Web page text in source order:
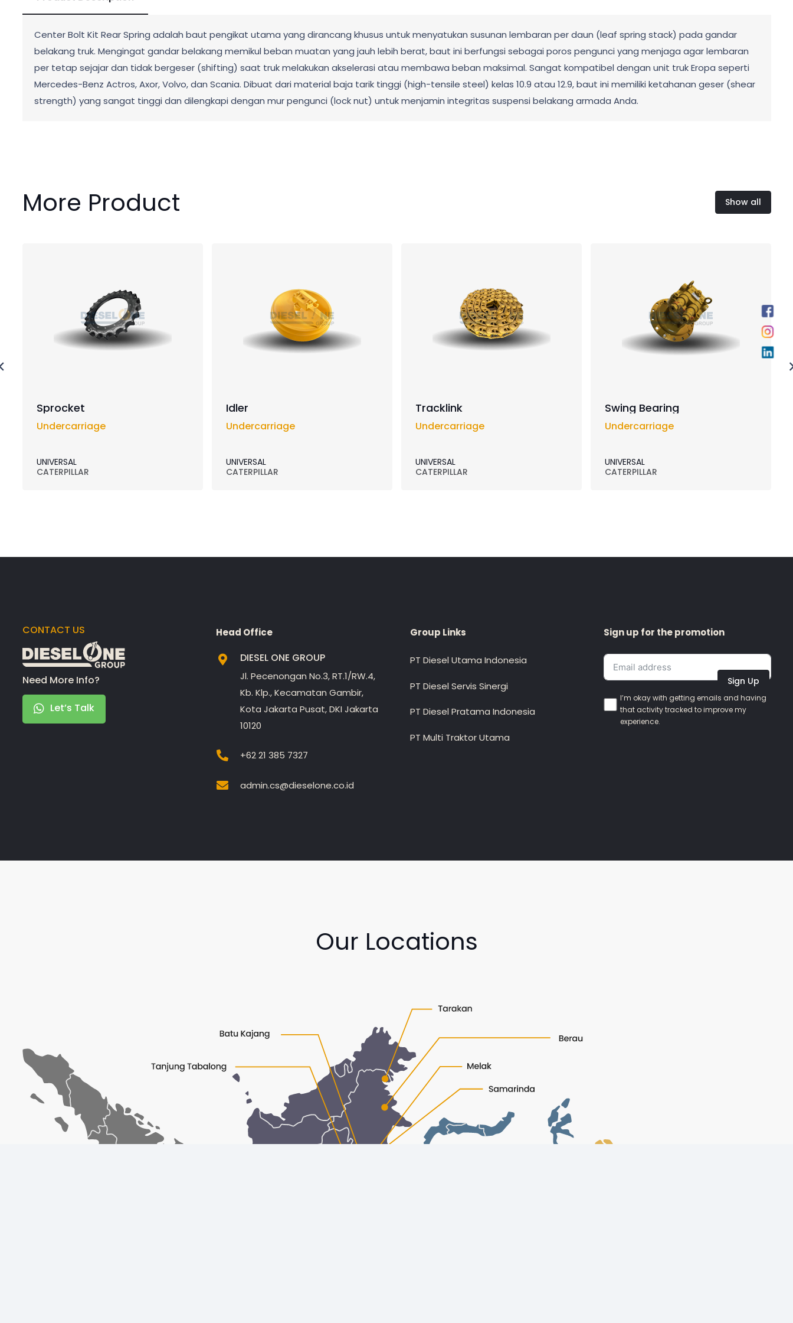
Center Bolt Kit Rear Spring adalah baut pengikat utama yang dirancang khusus untuk menyatukan susunan lembaran per daun (leaf spring stack) pada gandar
belakang truk. Mengingat gandar belakang memikul beban muatan yang jauh lebih berat, baut ini berfungsi sebagai poros pengunci yang menjaga agar lembaran
per tetap sejajar dan tidak bergeser (shifting) saat truk melakukan akselerasi atau membawa beban maksimal. Sangat kompatibel dengan unit truk Eropa seperti
Mercedes-Benz Actros, Axor, Volvo, dan Scania. Dibuat dari material baja tarik tinggi (high-tensile steel) kelas 10.9 atau 12.9, baut ini memiliki ketahanan geser (shear
strength) yang sangat tinggi dan dilengkapi dengan mur pengunci (lock nut) untuk menjamin integritas suspensi belakang armada Anda.
More Product Show all
Sprocket
Undercarriage
UNIVERSAL
CATERPILLAR
Idler
Undercarriage
UNIVERSAL
CATERPILLAR
Tracklink
Undercarriage
UNIVERSAL
CATERPILLAR
Swing Bearing
Undercarriage
UNIVERSAL
CATERPILLAR
CONTACT US
Need More Info?
Let’s Talk
Head Office
DIESEL ONE GROUP
Jl. Pecenongan No.3, RT.1/RW.4,
Kb. Klp., Kecamatan Gambir,
Kota Jakarta Pusat, DKI Jakarta
10120
+62 21 385 7327
admin.cs@dieselone.co.id
Group Links
PT Diesel Utama Indonesia
PT Diesel Servis Sinergi
PT Diesel Pratama Indonesia
PT Multi Traktor Utama
Sign up for the promotion
Sign Up
I’m okay with getting emails and having
that activity tracked to improve my
experience.
Our Locations